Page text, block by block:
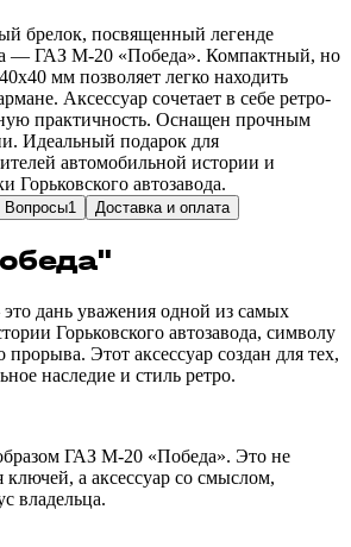
брелок, посвященный легенде
— ГАЗ М-20 «Победа». Компактный, но
мм позволяет легко находить
Аксессуар сочетает в себе ретро-
практичность. Оснащен прочным
Идеальный подарок для
автомобильной истории и
Горьковского автозавода.
Вопросы1 Доставка и оплата
дань уважения одной из самых
Горьковского автозавода, символу
прорыва. Этот аксессуар создан для тех,
наследие и стиль ретро.
ГАЗ М-20 «Победа». Это не
ключей, а аксессуар со смыслом,
владельца.